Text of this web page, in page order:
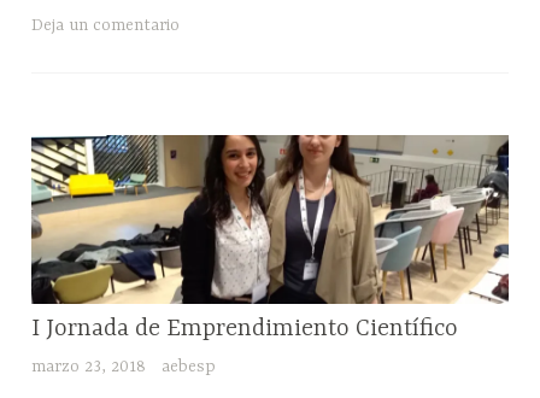
Madrid
Deja un comentario
RESEÑAS
EVENTOS
I Jornada de Emprendimiento Científico
marzo 23, 2018 aebesp